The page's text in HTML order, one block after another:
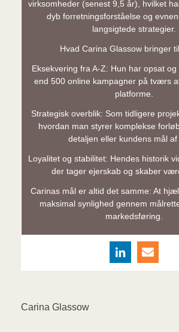
virksomheder (senest 9,5 år), hvilket
dyb forretningsforståelse og
langsigtede strategier.
Hvad Carina Glassow bringer
Eksekvering fra A-Z: Hun har opsat
end 500 online kampagner på tværs
platforme.
Strategisk overblik: Som tidligere
hvordan man styrer komplekse
detaljen eller kundens mål af
Loyalitet og stabilitet: Hendes historik
der tager ejerskab og skaber
Carinas mål er altid det samme: At
maksimal synlighed gennem
markedsføring.
Carina Glassow